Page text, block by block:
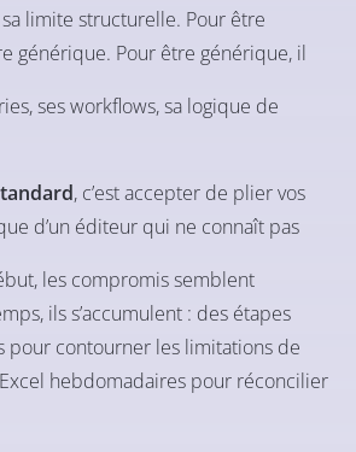
limite structurelle. Pour être
générique. Pour être générique, il
ses workflows, sa logique de
, c’est accepter de plier vos
d’un éditeur qui ne connaît pas
les compromis semblent
ils s’accumulent : des étapes
pour contourner les limitations de
hebdomadaires pour réconcilier